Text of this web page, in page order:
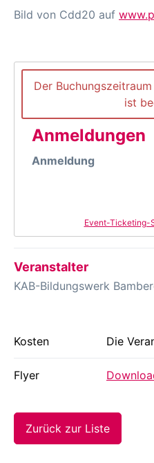
Bild von Cdd20 auf
Der
ist
Anmeldungen
Anmeldung
Event-Ticketing-
Veranstalter
KAB-Bildungswerk
Kosten Die
Flyer
Zurück zur Liste